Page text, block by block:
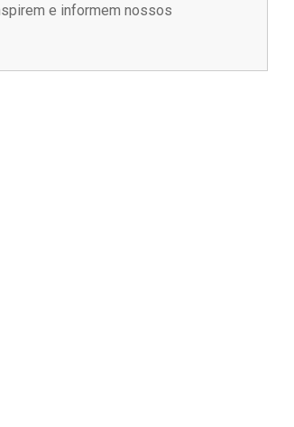
e informem nossos